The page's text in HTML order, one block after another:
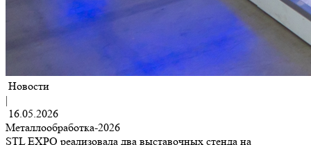
Новости
|
16.05.2026
Металлообработка-2026
STL EXPO реализовала два выставочных стенда на